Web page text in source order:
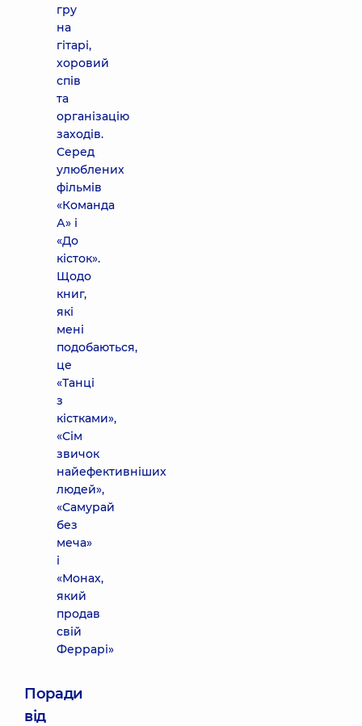
гру
на
гітарі,
хоровий
спів
та
організацію
заходів.
Серед
улюблених
фільмів
«Команда
А» і
«До
кісток».
Щодо
книг,
які
мені
подобаються,
це
«Танці
з
кістками»,
«Сім
звичок
найефективніших
людей»,
«Самурай
без
меча»
і
«Монах,
який
продав
свій
Феррарі»
Поради
від